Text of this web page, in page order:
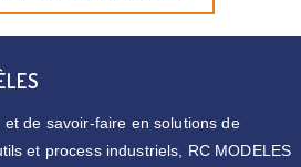
et de savoir-faire en solutions de
et process industriels, RC MODELES